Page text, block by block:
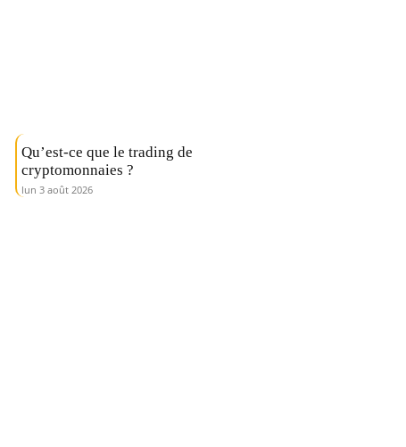
Qu’est-ce que le trading de
cryptomonnaies ?
lun 3 août 2026